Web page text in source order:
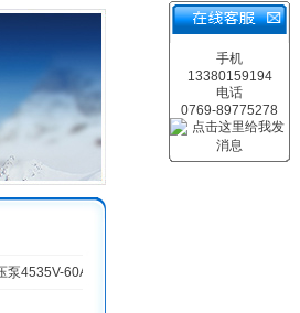
泵4535V-60A30-
手机
13380159194
电话
0769-89775278